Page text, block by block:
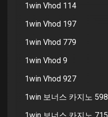
1win Vhod 114
1win Vhod 197
1win Vhod 779
1win Vhod 9
1win Vhod 927
1win 보너스 카지노 598